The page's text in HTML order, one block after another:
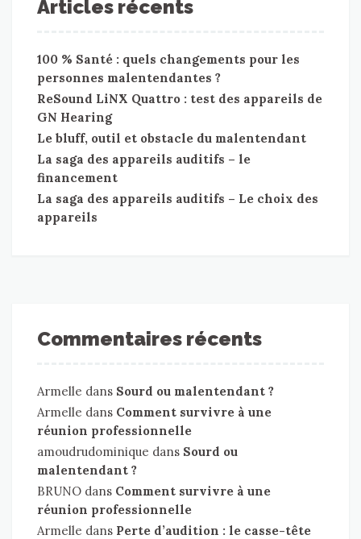
Articles récents
100 % Santé : quels changements pour les
personnes malentendantes ?
ReSound LiNX Quattro : test des appareils de
GN Hearing
Le bluff, outil et obstacle du malentendant
La saga des appareils auditifs – le
financement
La saga des appareils auditifs – Le choix des
appareils
Commentaires récents
Armelle dans Sourd ou malentendant ?
Armelle dans Comment survivre à une
réunion professionnelle
amoudrudominique dans Sourd ou
malentendant ?
BRUNO dans Comment survivre à une
réunion professionnelle
Armelle dans Perte d’audition : le casse-tête